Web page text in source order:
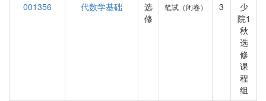
001356
代数学基础
选
修
笔试（闭卷） 3
少
院1
秋
选
修
课
程
组